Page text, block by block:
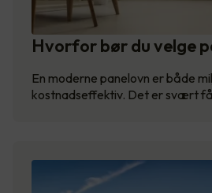
Hvorfor bør du velge
En moderne panelovn er både
kostnadseffektiv. Det er svært